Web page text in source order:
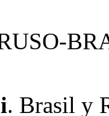
. Brasil y